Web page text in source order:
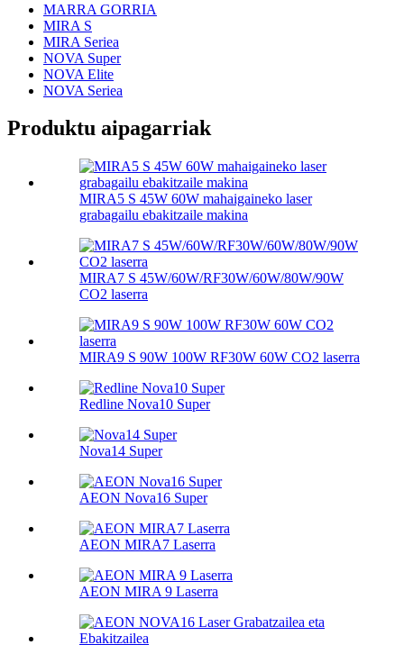
MARRA GORRIA
MIRA S
MIRA Seriea
NOVA Super
NOVA Elite
NOVA Seriea
Produktu aipagarriak
MIRA5 S 45W 60W mahaigaineko laser
grabagailu ebakitzaile makina
MIRA7 S 45W/60W/RF30W/60W/80W/90W
CO2 laserra
MIRA9 S 90W 100W RF30W 60W CO2 laserra
Redline Nova10 Super
Nova14 Super
AEON Nova16 Super
AEON MIRA7 Laserra
AEON MIRA 9 Laserra